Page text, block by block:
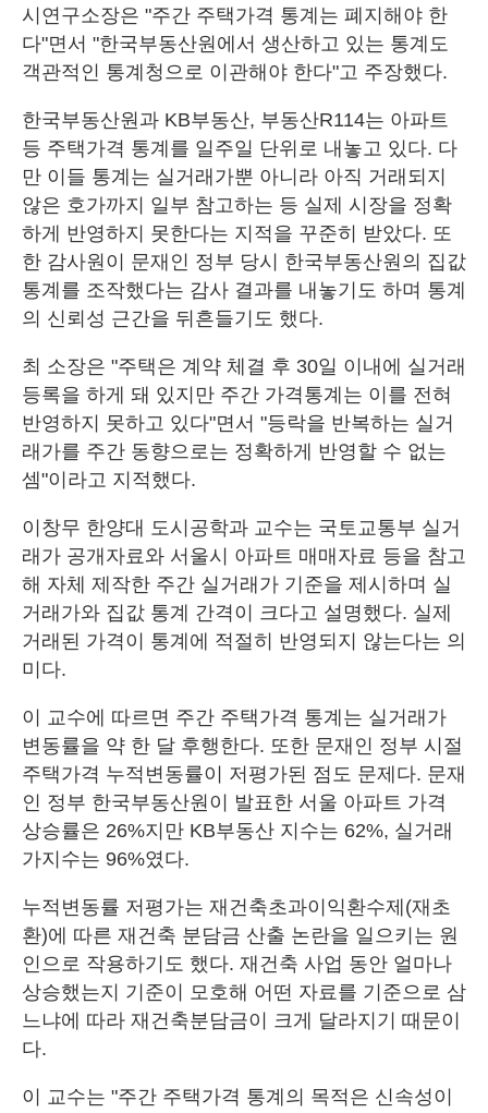
시연구소장은 "주간 주택가격 통계는 폐지해야 한
다"면서 "한국부동산원에서 생산하고 있는 통계도
객관적인 통계청으로 이관해야 한다"고 주장했다.
한국부동산원과 KB부동산, 부동산R114는 아파트
등 주택가격 통계를 일주일 단위로 내놓고 있다. 다
만 이들 통계는 실거래가뿐 아니라 아직 거래되지
않은 호가까지 일부 참고하는 등 실제 시장을 정확
하게 반영하지 못한다는 지적을 꾸준히 받았다. 또
한 감사원이 문재인 정부 당시 한국부동산원의 집값
통계를 조작했다는 감사 결과를 내놓기도 하며 통계
의 신뢰성 근간을 뒤흔들기도 했다.
최 소장은 "주택은 계약 체결 후 30일 이내에 실거래
등록을 하게 돼 있지만 주간 가격통계는 이를 전혀
반영하지 못하고 있다"면서 "등락을 반복하는 실거
래가를 주간 동향으로는 정확하게 반영할 수 없는
셈"이라고 지적했다.
이창무 한양대 도시공학과 교수는 국토교통부 실거
래가 공개자료와 서울시 아파트 매매자료 등을 참고
해 자체 제작한 주간 실거래가 기준을 제시하며 실
거래가와 집값 통계 간격이 크다고 설명했다. 실제
거래된 가격이 통계에 적절히 반영되지 않는다는 의
미다.
이 교수에 따르면 주간 주택가격 통계는 실거래가
변동률을 약 한 달 후행한다. 또한 문재인 정부 시절
주택가격 누적변동률이 저평가된 점도 문제다. 문재
인 정부 한국부동산원이 발표한 서울 아파트 가격
상승률은 26%지만 KB부동산 지수는 62%, 실거래
가지수는 96%였다.
누적변동률 저평가는 재건축초과이익환수제(재초
환)에 따른 재건축 분담금 산출 논란을 일으키는 원
인으로 작용하기도 했다. 재건축 사업 동안 얼마나
상승했는지 기준이 모호해 어떤 자료를 기준으로 삼
느냐에 따라 재건축분담금이 크게 달라지기 때문이
다.
이 교수는 "주간 주택가격 통계의 목적은 신속성이